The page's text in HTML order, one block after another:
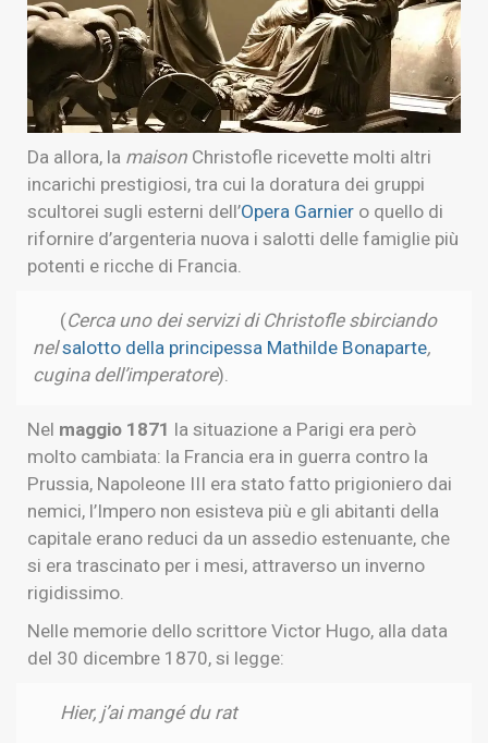
Da allora, la maison Christofle ricevette molti altri
incarichi prestigiosi, tra cui la doratura dei gruppi
scultorei sugli esterni dell’Opera Garnier o quello di
rifornire d’argenteria nuova i salotti delle famiglie più
potenti e ricche di Francia.
(Cerca uno dei servizi di Christofle sbirciando
nel salotto della principessa Mathilde Bonaparte,
cugina dell’imperatore).
Nel maggio 1871 la situazione a Parigi era però
molto cambiata: la Francia era in guerra contro la
Prussia, Napoleone III era stato fatto prigioniero dai
nemici, l’Impero non esisteva più e gli abitanti della
capitale erano reduci da un assedio estenuante, che
si era trascinato per i mesi, attraverso un inverno
rigidissimo.
Nelle memorie dello scrittore Victor Hugo, alla data
del 30 dicembre 1870, si legge:
Hier, j’ai mangé du rat